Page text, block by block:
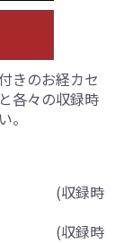
きのお経カセ
各々の収録時
。
時
時